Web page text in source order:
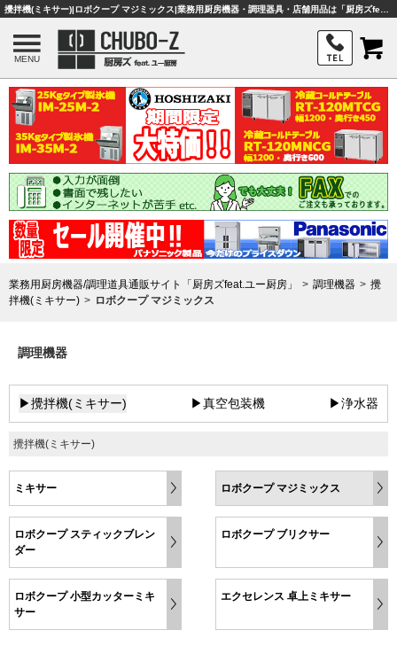
MENU
業務用厨房機器/調理道具通販サイト「厨房ズfeat.ユー厨房」 調理機器
攪
拌機(ミキサー)
ロボクープ マジミックス
調理機器
▶攪拌機(ミキサー) ▶真空包装機 ▶浄水器
攪拌機(ミキサー)
ミキサー ロボクープ マジミックス
ロボクープ スティックブレン
ダー
ロボクープ ブリクサー
ロボクープ 小型カッターミキ
サー
エクセレンス 卓上ミキサー